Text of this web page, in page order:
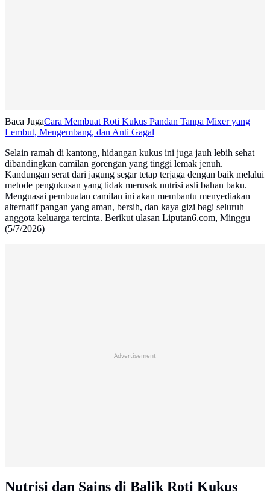
Baca JugaCara Membuat Roti Kukus Pandan Tanpa Mixer yang
Lembut, Mengembang, dan Anti Gagal
Selain ramah di kantong, hidangan kukus ini juga jauh lebih sehat
dibandingkan camilan gorengan yang tinggi lemak jenuh.
Kandungan serat dari jagung segar tetap terjaga dengan baik melalui
metode pengukusan yang tidak merusak nutrisi asli bahan baku.
Menguasai pembuatan camilan ini akan membantu menyediakan
alternatif pangan yang aman, bersih, dan kaya gizi bagi seluruh
anggota keluarga tercinta. Berikut ulasan Liputan6.com, Minggu
(5/7/2026)
Advertisement
Nutrisi dan Sains di Balik Roti Kukus